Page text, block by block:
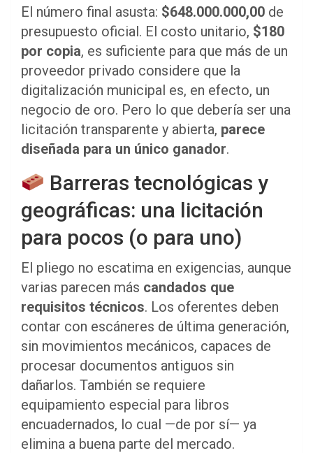
El número final asusta: $648.000.000,00 de
presupuesto oficial. El costo unitario, $180
por copia, es suficiente para que más de un
proveedor privado considere que la
digitalización municipal es, en efecto, un
negocio de oro. Pero lo que debería ser una
licitación transparente y abierta, parece
diseñada para un único ganador.
Barreras tecnológicas y
geográficas: una licitación
para pocos (o para uno)
El pliego no escatima en exigencias, aunque
varias parecen más candados que
requisitos técnicos. Los oferentes deben
contar con escáneres de última generación,
sin movimientos mecánicos, capaces de
procesar documentos antiguos sin
dañarlos. También se requiere
equipamiento especial para libros
encuadernados, lo cual —de por sí— ya
elimina a buena parte del mercado.